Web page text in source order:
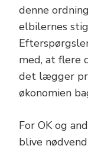
denne
elbilernes
med, at flere
det lægger
økonomien
For OK og
blive